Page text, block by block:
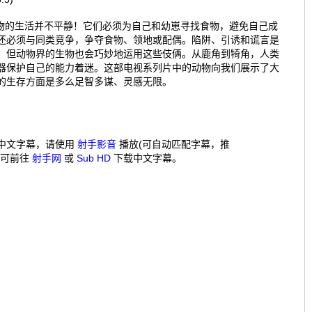
的生活并不平静！它们必须为自己和幼崽寻找食物，避免自己成
必须与同类竞争，争夺食物、领地或配偶。陷阱、引诱和谎言是
但动物界的生物也会巧妙地运用这些伎俩。从鹿角到犄角，人类
保护自己的能力着迷。这部电视系列片中的动物向我们展示了大
生存方面是多么足智多谋、灵感无限。
文字幕，请使用 射手影音 播放(可自动匹配字幕，推
前往 射手网 或 Sub HD 下载中文字幕。